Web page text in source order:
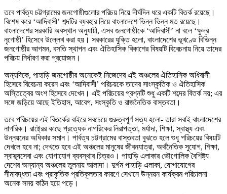
তবে পার্বত্য চট্টগ্রামের জনগোষ্ঠীগুলোর পরিচয় নিয়ে দীর্ঘদিন ধরে একটি বিতর্ক রয়েছে।
বিশেষ করে ‘আদিবাসী’ শব্দটির ব্যবহার নিয়ে বাংলাদেশে ভিন্ন ভিন্ন মত রয়েছে।
বাংলাদেশের সরকারি অবস্থান অনুযায়ী, এসব জনগোষ্ঠীকে ‘আদিবাসী’ না বলে ‘ক্ষুদ্র
নৃগোষ্ঠী’ হিসেবে উল্লেখ করা হয়। সরকারের যুক্তি হলো, বাংলাদেশের ভূখণ্ডে বিভিন্ন
জনগোষ্ঠীর আগমন, বসতি স্থাপন এবং ঐতিহাসিক বিকাশের বিষয়টি বিবেচনায় নিয়ে তাদের
পরিচয় নির্ধারণ করা প্রয়োজন।
অন্যদিকে, পাহাড়ি জনগোষ্ঠীর অনেকেই নিজেদের এই অঞ্চলের ঐতিহাসিক অধিবাসী
হিসেবে বিবেচনা করেন এবং ‘আদিবাসী’ পরিচয়কে তাদের সাংস্কৃতিক ও ঐতিহাসিক
অস্তিত্বের অংশ হিসেবে দেখেন। এই পরিচয়ের প্রশ্নটি শুধু একটি শব্দের বিতর্ক নয়; এর
সঙ্গে জড়িয়ে আছে ইতিহাস, আবেগ, সংস্কৃতি ও রাজনৈতিক বাস্তবতা।
তবে পরিচয়ের এই বিতর্কের বাইরে সবচেয়ে গুরুত্বপূর্ণ সত্য হলো- তারা সবাই বাংলাদেশের
নাগরিক। রাষ্ট্রের কাছে প্রত্যেক নাগরিকের নিরাপত্তা, মর্যাদা, শিক্ষা, স্বাস্থ্য এবং
উন্নয়নের অধিকার সমান। পার্বত্য চট্টগ্রামের বাস্তবতা বুঝতে হলে শুধু পরিচয়ের বিষয়টি
দেখলে হবে না; দেখতে হবে এই অঞ্চলের মানুষের জীবনযাত্রা, অর্থনৈতিক সুযোগ, শিক্ষা,
স্বাস্থ্যসেবা এবং যোগাযোগ ব্যবস্থার চিত্রও। পাহাড়ি এলাকার ভৌগোলিক বৈশিষ্ট্য
দেশের অন্যান্য অঞ্চলের তুলনায় আলাদা। দুর্গম পাহাড়ি এলাকা, যোগাযোগের
সীমাবদ্ধতা এবং প্রাকৃতিক প্রতিকূলতার কারণে সেখানে উন্নয়ন কার্যক্রম পরিচালনা
অনেক সময় কঠিন হয়ে পড়ে।